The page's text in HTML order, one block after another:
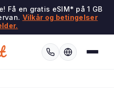
Få en gratis eSIM* på 1 GB
Vilkår og betingelser